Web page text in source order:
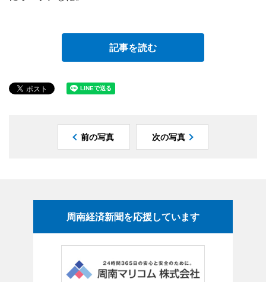
記事を読む
前の写真 次の写真
周南経済新聞を応援しています